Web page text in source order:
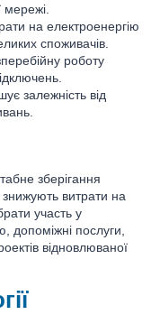
мережі.
на електроенергію
споживачів.
роботу
залежність від
зберігання
знижують витрати на
участь у
допоміжні послуги,
відновлюваної